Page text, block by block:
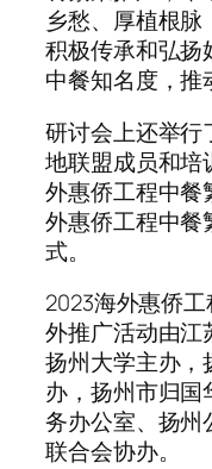
乡愁、厚植根脉
积极传承和弘扬
中餐知名度，推
研讨会上还举行
地联盟成员和培
外惠侨工程中餐
外惠侨工程中餐
式。
2023海外惠侨
外推广活动由江
扬州大学主办，
办，扬州市归
务办公室、扬州
联合会协办。